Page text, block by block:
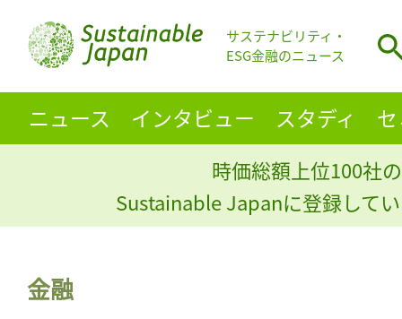
サステナビリティ・
ESG金融のニュース
ニュース インタビュー スタディ
時価総額上位100社
Sustainable Japanに登録して
金融